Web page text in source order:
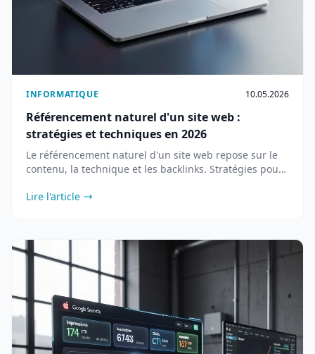
INFORMATIQUE 10.05.2026
Référencement naturel d'un site web :
stratégies et techniques en 2026
Le référencement naturel d'un site web repose sur le
contenu, la technique et les backlinks. Stratégies pour
Lire l'article